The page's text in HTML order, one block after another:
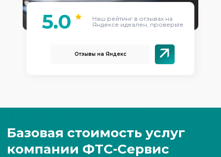
Отзывы на Яндекс
5.0
Наш рейтинг в отзывах на
Яндексе идеален, проверьте